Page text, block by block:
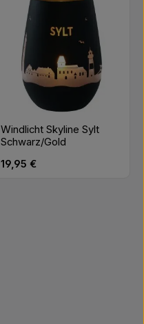
Windlicht Skyline Sylt
Schwarz/Gold
Regulärer Preis:
19,95 €